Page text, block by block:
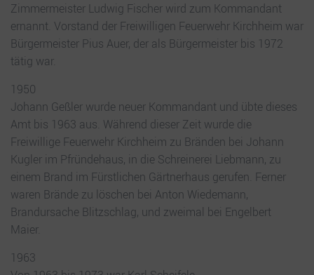
Zimmermeister Ludwig Fischer wird zum Kommandant
ernannt. Vorstand der Freiwilligen Feuerwehr Kirchheim war
Bürgermeister Pius Auer, der als Bürgermeister bis 1972
tätig war.
1950
Johann Geßler wurde neuer Kommandant und übte dieses
Amt bis 1963 aus. Während dieser Zeit wurde die
Freiwillige Feuerwehr Kirchheim zu Bränden bei Johann
Kugler im Pfründehaus, in die Schreinerei Liebmann, zu
einem Brand im Fürstlichen Gärtnerhaus gerufen. Ferner
waren Brände zu löschen bei Anton Wiedemann,
Brandursache Blitzschlag, und zweimal bei Engelbert
Maier.
1963